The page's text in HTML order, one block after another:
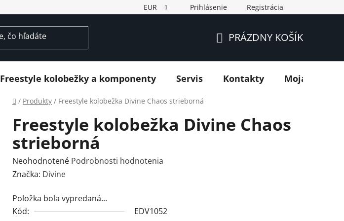
EUR Prihlásenie Registrácia
KOŠÍK
PRÁZDNY KOŠÍK
Freestyle kolobežky a komponenty Servis Kontakty Moja
Domov
/ Produkty / Freestyle kolobežka Divine Chaos strieborná
Freestyle kolobežka Divine Chaos
strieborná
Priemerné
hodnotenie
je
0,0
Neohodnotené Podrobnosti hodnotenia
Značka: Divine
Položka bola vypredaná…
Kód:
EDV1052